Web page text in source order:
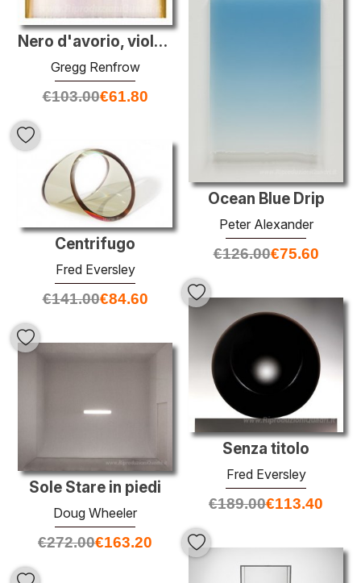
Nero d'avorio, viola, giallo-verde
Gregg Renfrow
€103.00€61.80
Ocean Blue Drip
Peter Alexander
€126.00€75.60
Centrifugo
Fred Eversley
€141.00€84.60
Senza titolo
Fred Eversley
€189.00€113.40
Sole Stare in piedi
Doug Wheeler
€272.00€163.20